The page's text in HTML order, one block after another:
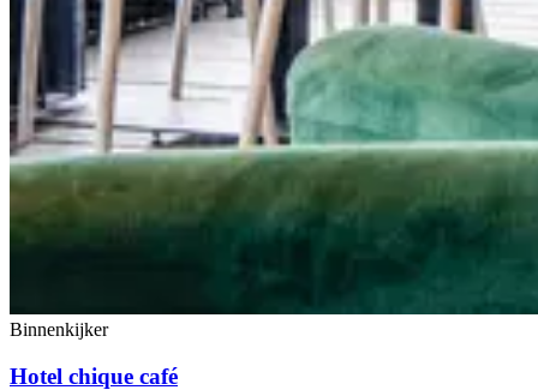
Binnenkijker
Hotel chique café